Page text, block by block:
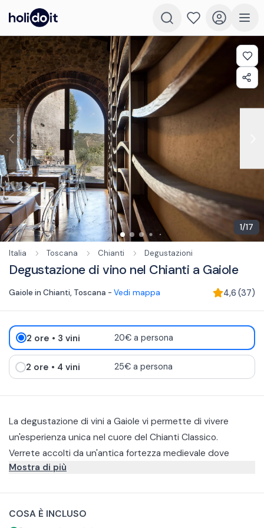
1/17
Italia Toscana Chianti Degustazioni
Degustazione di vino nel Chianti a Gaiole
Gaiole in Chianti, Toscana - Vedi mappa 4,6 (37)
2 ore • 3 vini 20€ a persona
2 ore • 4 vini 25€ a persona
La degustazione di vini a Gaiole vi permette di vivere
un'esperienza unica nel cuore del Chianti Classico.
Verrete accolti da un'antica fortezza medievale dove
potrete scoprire cantine storiche e degustare vini
Se scegliete questo percorso degustativo, potrete fare
Mostra di più
COSA È INCLUSO